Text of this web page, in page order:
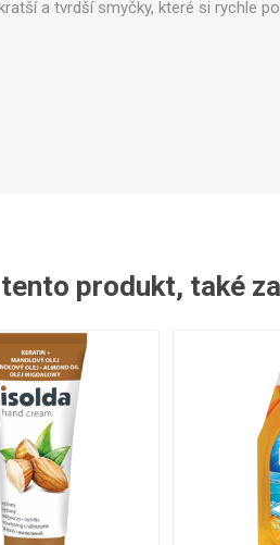
Sady pro údržbu Ostatní
a tvrdší smyčky, které si rychle
produkt, také